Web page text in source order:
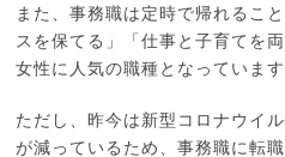
また、事務職は定時で帰れるこ
スを保てる」「仕事と子育てを
女性に人気の職種となっています
ただし、昨今は新型コロナウイ
が減っているため、事務職に転